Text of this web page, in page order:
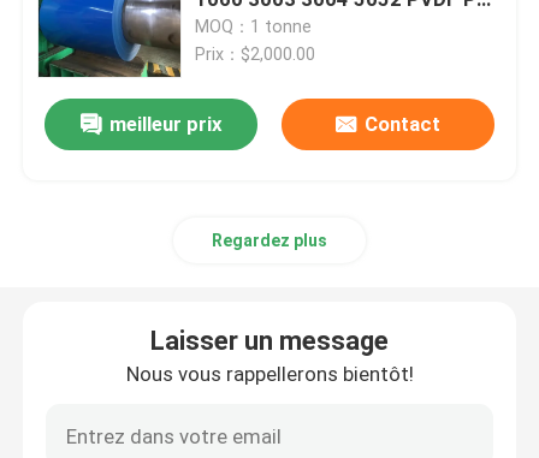
Plaque en acier inoxydable
Tuyau d'acier inoxydable
Profil d'acier inoxydable
Alliage de nickel
prépeint
MOQ：1 tonne
Prix：$2,000.00
meilleur prix Contact
Regardez plus
Laisser un message
Nous vous rappellerons bientôt!